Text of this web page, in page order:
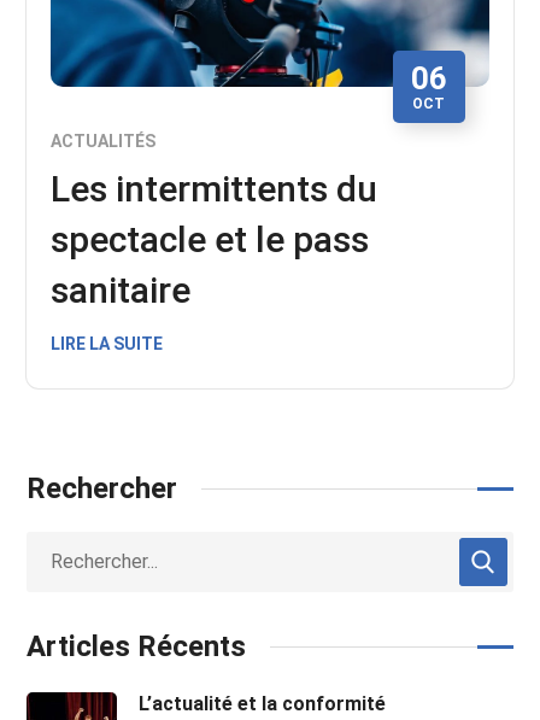
06
OCT
ACTUALITÉS
Les intermittents du
spectacle et le pass
sanitaire
LIRE LA SUITE
Rechercher
Articles Récents
L’actualité et la conformité